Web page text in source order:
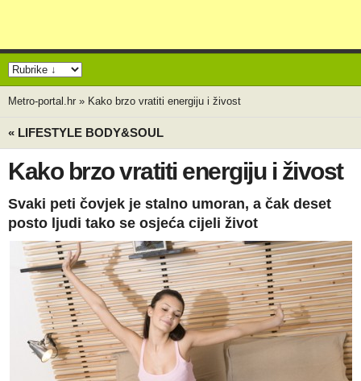
Metro-portal.hr » Kako brzo vratiti energiju i živost
« LIFESTYLE BODY&SOUL
Kako brzo vratiti energiju i živost
Svaki peti čovjek je stalno umoran, a čak deset
posto ljudi tako se osjeća cijeli život